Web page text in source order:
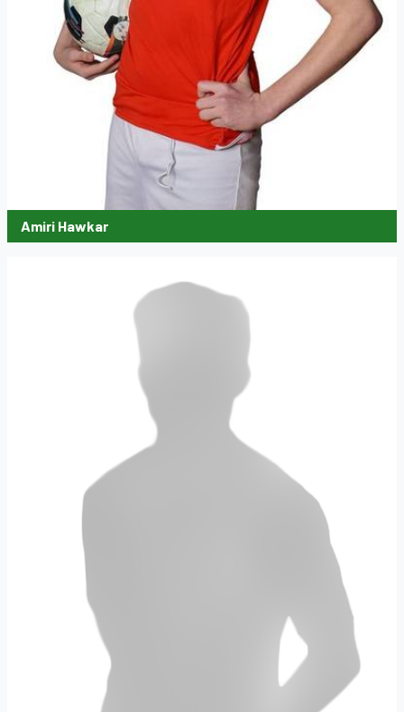
Amiri Hawkar